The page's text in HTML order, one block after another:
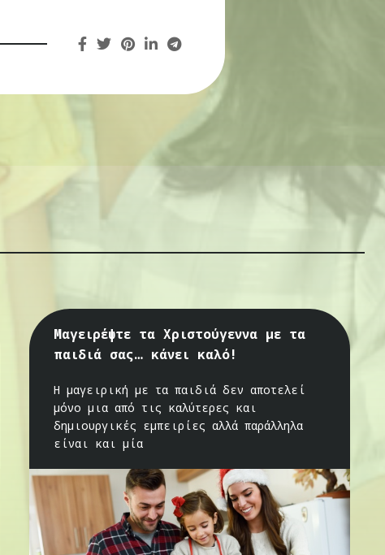
Μαγειρέψτε τα Χριστούγεννα με τα
παιδιά σας… κάνει καλό!
Η μαγειρική με τα παιδιά δεν αποτελεί
μόνο μια από τις καλύτερες και
δημιουργικές εμπειρίες αλλά παράλληλα
είναι και μία